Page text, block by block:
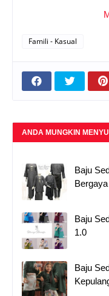
Famili - Kasual
ANDA MUNGKIN
Baju
Baju
1.0
Baju